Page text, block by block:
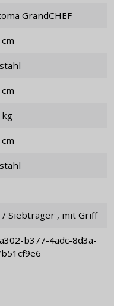
GrandCHEF
cm
cm
kg
cm
/ Siebträger , mit Griff